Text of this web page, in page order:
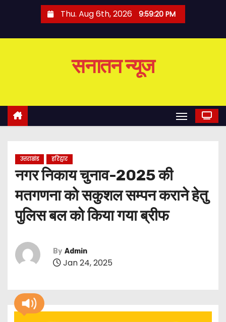
o
Thu. Aug 6th, 2026 9:59:21 PM
सनातन न्यूज
उत्तराखंड हरिद्वार
नगर निकाय चुनाव-2025 की
मतगणना को सकुशल सम्पन कराने हेतु
पुलिस बल को किया गया ब्रीफ
By Admin
Jan 24, 2025